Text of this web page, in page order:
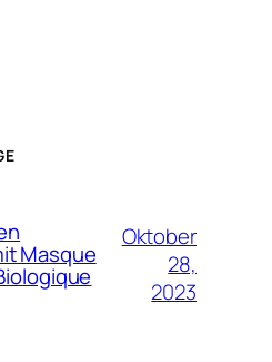
Masque
Oktober
28,
2023